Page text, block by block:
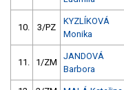
10. 3/PZ
KYZLÍKOVÁ
Monika
11. 1/ZM
JANDOVÁ
Barbora